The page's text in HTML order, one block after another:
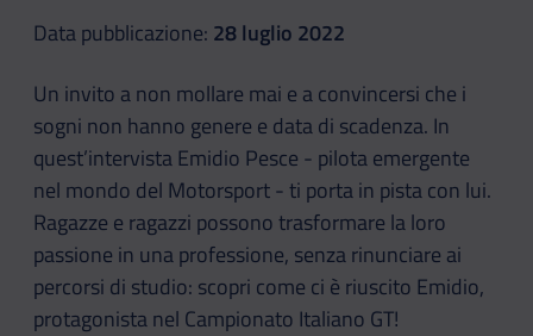
Data pubblicazione: 28 luglio 2022
Un invito a non mollare mai e a convincersi che i
sogni non hanno genere e data di scadenza. In
quest’intervista Emidio Pesce - pilota emergente
nel mondo del Motorsport - ti porta in pista con lui.
Ragazze e ragazzi possono trasformare la loro
passione in una professione, senza rinunciare ai
percorsi di studio: scopri come ci è riuscito Emidio,
protagonista nel Campionato Italiano GT!